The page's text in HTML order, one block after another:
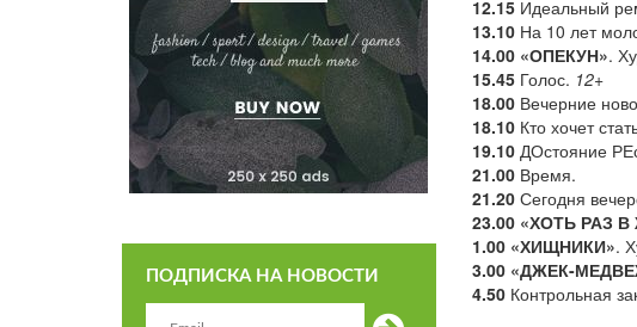
ПОДПИСКА НА НОВОСТИ
12.15Идеальный
13.10На 10 лет
14.00 «ОПЕКУН».
15.45Голос. 12+
18.00Вечерние
18.10Кто хочет
19.10ДОстояние
21.00Время.
21.20Сегодня
23.00 «ХОТЬ РАЗ
1.00 «ХИЩНИКИ».
3.00 «ДЖЕК-
4.50Контрольная